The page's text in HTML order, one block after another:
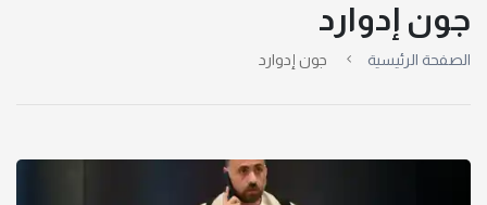
جون إدوارد
الصفحة الرئيسية جون إدوارد